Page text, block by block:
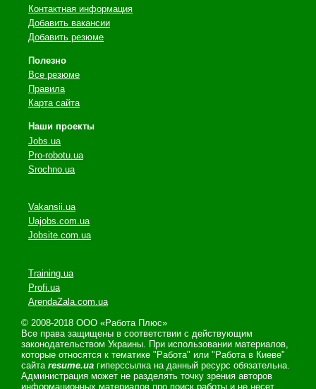
Контактная информация
Добавить вакансии
Добавить резюме
Полезно
Все резюме
Правила
Карта сайта
Наши проекты
Jobs.ua
Pro-robotu.ua
Srochno.ua
Vakansii.ua
Uajobs.com.ua
Jobsite.com.ua
Training.ua
Profi.ua
ArendaZala.com.ua
© 2008-2018 ООО «Работа Плюс»
Все права защищены в соответствии с действующим
законодательством Украины. При использовании материалов,
которые относятся к тематике "Работа" или "Работа в Киеве"
сайта resume.ua гиперссылка на данный ресурс обязательна.
Администрация может не разделять точку зрения авторов
информационных материалов про поиск работы и не несет